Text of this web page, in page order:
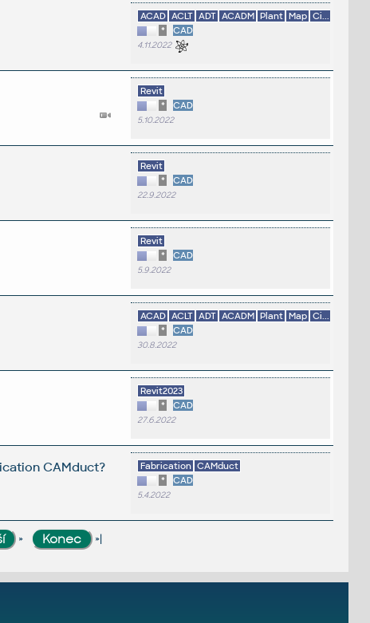
ACAD ACLT ADT ACADM Plant Map Ci...
*
CAD
4.11.2022
Revit
*
CAD
5.10.2022
Revit
*
CAD
22.9.2022
Revit
*
CAD
5.9.2022
ACAD ACLT ADT ACADM Plant Map Ci...
*
CAD
30.8.2022
Revit2023
*
CAD
27.6.2022
CAMduct? Fabrication CAMduct
*
CAD
5.4.2022
» »|